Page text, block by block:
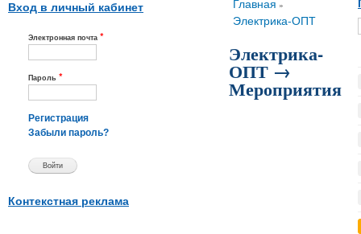
Вход в личный кабинет
Электронная почта *
Пароль *
Регистрация
Забыли пароль?
Контекстная реклама
Вы здесь
Главная »
Электрика-ОПТ
Электрика-
ОПТ →
Мероприятия